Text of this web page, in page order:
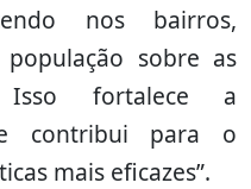
nos bairros,
sobre as
Isso fortalece a
contribui para o
mais eficazes”.